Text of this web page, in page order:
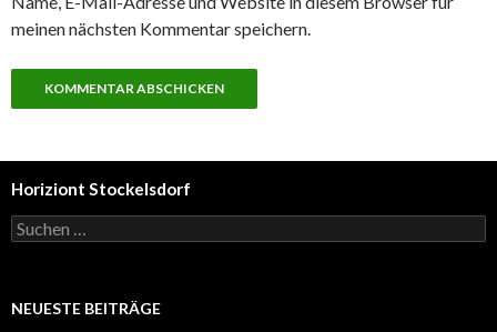
meinen nächsten Kommentar speichern.
Horiziont Stockelsdorf
Suchen
nach:
NEUESTE BEITRÄGE